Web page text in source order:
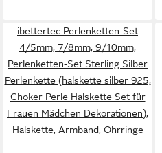
ibettertec Perlenketten-Set
4/5mm, 7/8mm, 9/10mm,
Perlenketten-Set Sterling Silber
Perlenkette (halskette silber 925,
Choker Perle Halskette Set für
Frauen Mädchen Dekorationen),
Halskette, Armband, Ohrringe